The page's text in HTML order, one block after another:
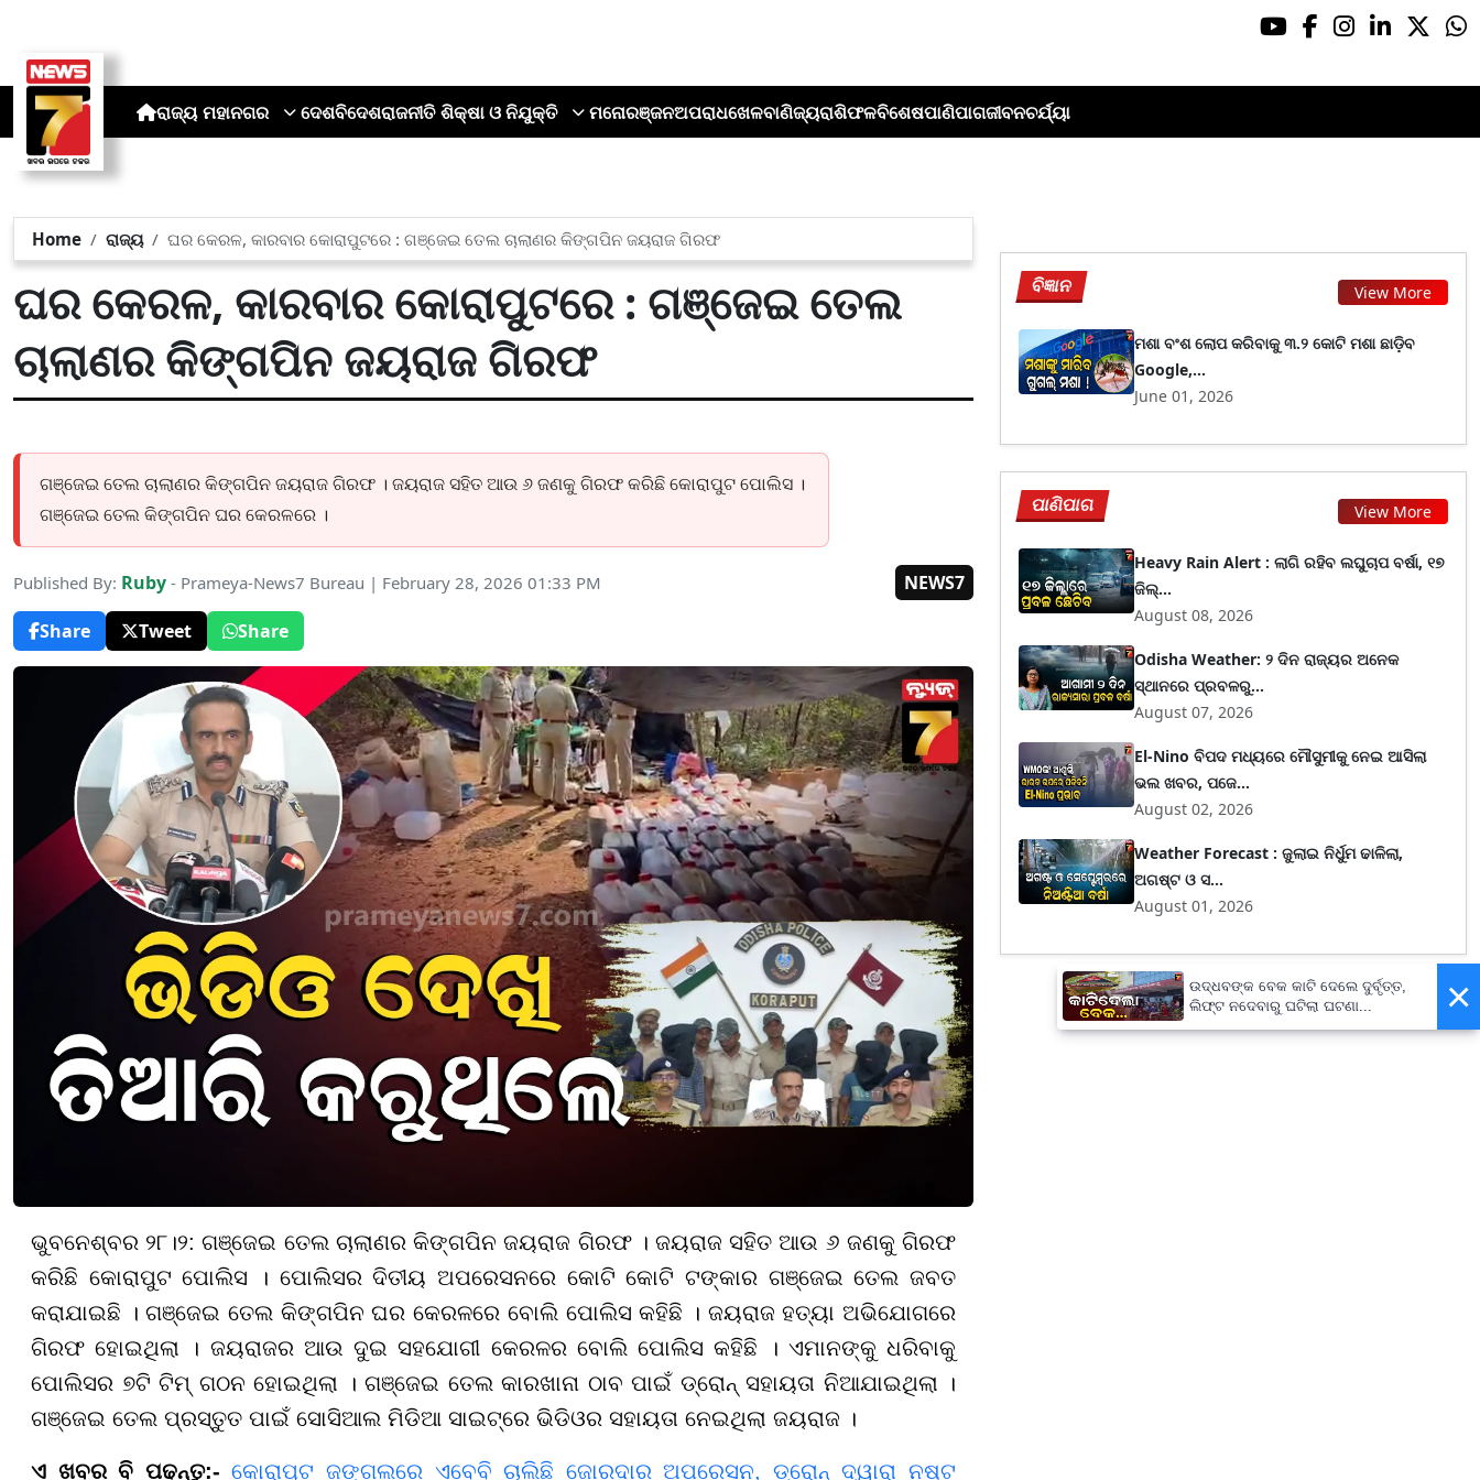
ରାଜ୍ୟ ମହାନଗର ଦେଶବିଦେଶରାଜନୀତି ଶିକ୍ଷା ଓ ନିଯୁକ୍ତି ମନୋରଞ୍ଜନଅପରାଧଖେଳବାଣିଜ୍ୟରାଶିଫଳବିଶେଷପାଣିପାଗଜୀବନଚର୍ଯ୍ୟା
Home ରାଜ୍ୟ ଘର କେରଳ, କାରବାର କୋରାପୁଟରେ : ଗଞ୍ଜେଇ ତେଲ ଚାଲାଣର କିଙ୍ଗପିନ ଜୟରାଜ ଗିରଫ
ଘର କେରଳ, କାରବାର କୋରାପୁଟରେ : ଗଞ୍ଜେଇ ତେଲ
ଚାଲାଣର କିଙ୍ଗପିନ ଜୟରାଜ ଗିରଫ
ଗଞ୍ଜେଇ ତେଲ ଚାଲାଣର କିଙ୍ଗପିନ ଜୟରାଜ ଗିରଫ । ଜୟରାଜ ସହିତ ଆଉ ୬ ଜଣକୁ ଗିରଫ କରିଛି କୋରାପୁଟ ପୋଲିସ ।
ଗଞ୍ଜେଇ ତେଲ କିଙ୍ଗପିନ ଘର କେରଳରେ ।
Published By: Ruby - Prameya-News7 Bureau | February 28, 2026 01:33 PM
NEWS7
Share
Tweet Share
ଭୁବନେଶ୍ବର ୨୮।୨: ଗଞ୍ଜେଇ ତେଲ ଚାଲାଣର କିଙ୍ଗପିନ ଜୟରାଜ ଗିରଫ । ଜୟରାଜ ସହିତ ଆଉ ୬ ଜଣକୁ ଗିରଫ
କରିଛି କୋରାପୁଟ ପୋଲିସ । ପୋଲିସର ଦିତୀୟ ଅପରେସନରେ କୋଟି କୋଟି ଟଙ୍କାର ଗଞ୍ଜେଇ ତେଲ ଜବତ
କରାଯାଇଛି । ଗଞ୍ଜେଇ ତେଲ କିଙ୍ଗପିନ ଘର କେରଳରେ ବୋଲି ପୋଲିସ କହିଛି । ଜୟରାଜ ହତ୍ୟା ଅଭିଯୋଗରେ
ଗିରଫ ହୋଇଥିଲା । ଜୟରାଜର ଆଉ ଦୁଇ ସହଯୋଗୀ କେରଳର ବୋଲି ପୋଲିସ କହିଛି । ଏମାନଙ୍କୁ ଧରିବାକୁ
ପୋଲିସର ୭ଟି ଟିମ୍ ଗଠନ ହୋଇଥିଲା । ଗଞ୍ଜେଇ ତେଲ କାରଖାନା ଠାବ ପାଇଁ ଡ୍ରୋନ୍‌ ସହାୟତା ନିଆଯାଇଥିଲା ।
ଗଞ୍ଜେଇ ତେଲ ପ୍ରସ୍ତୁତ ପାଇଁ ସୋସିଆଲ ମିଡିଆ ସାଇଟ୍‌ରେ ଭିଡିଓର ସହାୟତା ନେଇଥିଲା ଜୟରାଜ ।
ଏ ଖବର ବି ପଢ଼ନ୍ତୁ:- କୋରାପୁଟ ଜଙ୍ଗଲରେ ଏବେବି ଚାଲିଛି ଜୋରଦାର ଅପରେସନ, ଡ୍ରୋନ୍ ଦ୍ୱାରା ନଷ୍ଟ
ବିଜ୍ଞାନ View More
ମଶା ବଂଶ ଲୋପ କରିବାକୁ ୩.୨ କୋଟି ମଶା ଛାଡ଼ିବ
Google,...
June 01, 2026
ପାଣିପାଗ View More
Heavy Rain Alert : ଲାଗି ରହିବ ଲଘୁଚାପ ବର୍ଷା, ୧୭
ଜିଲ୍...
August 08, 2026
Odisha Weather: ୨ ଦିନ ରାଜ୍ୟର ଅନେକ
ସ୍ଥାନରେ ପ୍ରବଳରୁ...
August 07, 2026
El-Nino ବିପଦ ମଧ୍ୟରେ ମୌସୁମୀକୁ ନେଇ ଆସିଲା
ଭଲ ଖବର, ପଜେ...
August 02, 2026
Weather Forecast : ଜୁଲାଇ ନିର୍ଧୁମ ଢାଳିଲା,
ଅଗଷ୍ଟ ଓ ସ...
August 01, 2026
×
ଉଦ୍ଧବଙ୍କ ବେକ କାଟି ଦେଲେ ଦୁର୍ବୃତ୍ତ,
ଲିଫ୍ଟ ନଦେବାରୁ ଘଟିଲା ଘଟଣା...